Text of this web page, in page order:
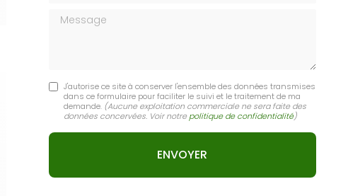
Message
J'autorise ce site à conserver l'ensemble des données transmises
dans ce formulaire pour faciliter le suivi et le traitement de ma
demande. (Aucune exploitation commerciale ne sera faite des
données concervées. Voir notrepolitique de confidentialité)